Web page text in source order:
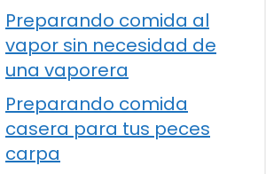
Preparando comida al
vapor sin necesidad de
una vaporera
Preparando comida
casera para tus peces
carpa